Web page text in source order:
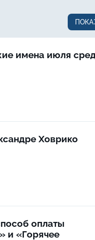
имена июля
Ховрико
оплаты
и «Горячее